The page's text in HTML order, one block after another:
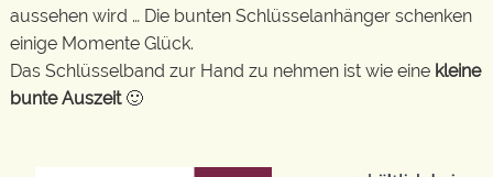
aussehen wird … Die bunten Schlüsselanhänger schenken
einige Momente Glück.
Das Schlüsselband zur Hand zu nehmen ist wie eine kleine
bunte Auszeit🙂